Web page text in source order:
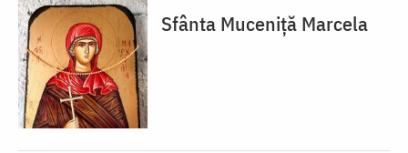
Sfânta Muceniță Marcela